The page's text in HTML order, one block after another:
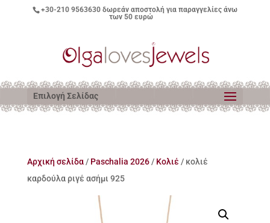
+30-210 9563630δωρεάν αποστολή για παραγγελίες άνω
των 50 ευρώ
Επιλογή Σελίδας
Αρχική σελίδα/ Paschalia 2026/ Κολιέ / κολιέ
καρδούλα ριγέ ασήμι 925